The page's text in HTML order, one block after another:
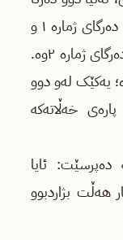
ماوەتەوە کە نەکرابنەوە لە کۆی سێ دەرگاکە؛ دەرگای ژمارە ١ و
ئەو دەرگایەش کە میوانەکە هەڵيبژاردووە، کە دەرگای ژمارە ٢وە.
یەکێک لەو دوو
خەڵاتەکە
دەپرسێت: ئایا
هەڵت بژاردبوو